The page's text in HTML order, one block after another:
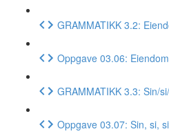
GRAMMATIKK 3.2:
Oppgave 03.06:
GRAMMATIKK 3.3: Sin/
Oppgave 03.07: Sin, si,